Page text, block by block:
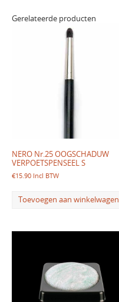
Gerelateerde producten
NERO Nr.25 OOGSCHADUW
VERPOETSPENSEEL S
€15.90 Incl BTW
Toevoegen aan winkelwagen